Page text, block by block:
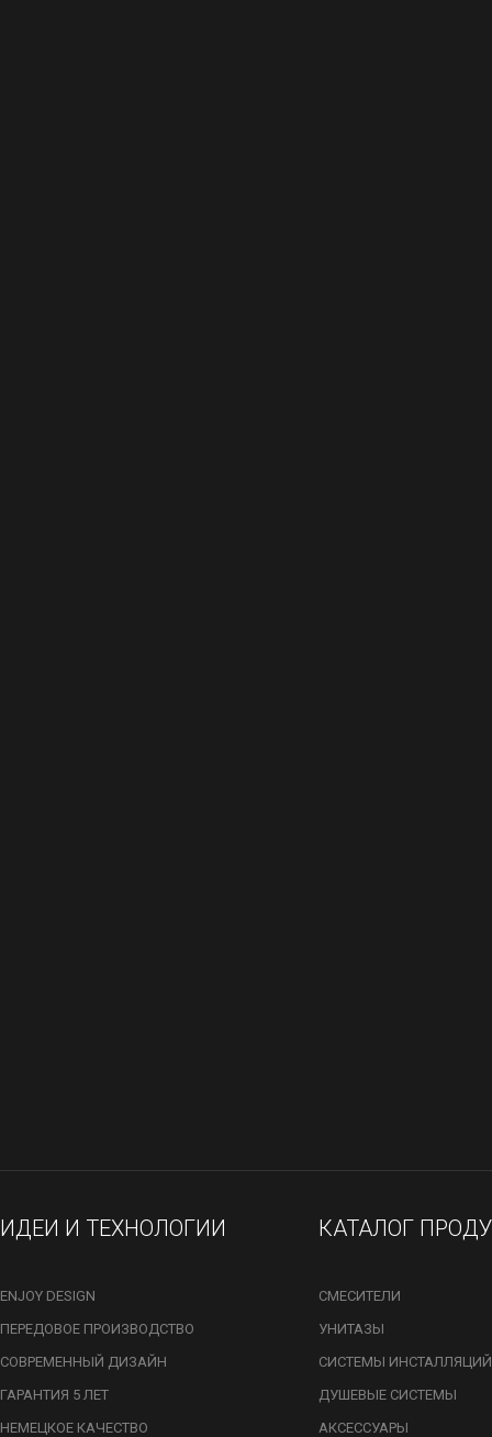
ИДЕИ И ТЕХНОЛОГИИ
ENJOY DESIGN
ПЕРЕДОВОЕ ПРОИЗВОДСТВО
СОВРЕМЕННЫЙ ДИЗАЙН
ГАРАНТИЯ 5 ЛЕТ
НЕМЕЦКОЕ КАЧЕСТВО
КАТАЛОГ
СМЕСИТЕЛИ
УНИТАЗЫ
СИСТЕМЫ ИНСТАЛЛЯЦИЙ
ДУШЕВЫЕ СИСТЕМЫ
АКСЕССУАРЫ